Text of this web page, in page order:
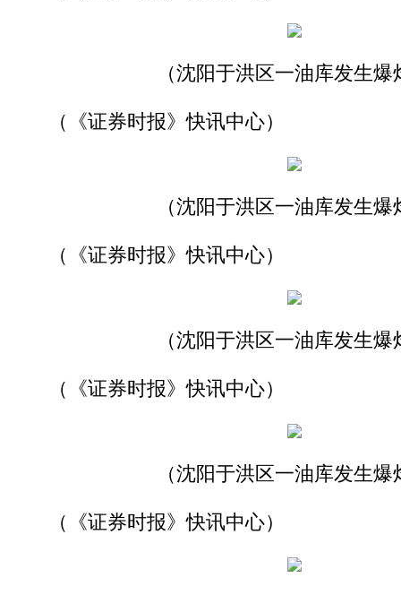
（沈阳于洪区一油库发生爆
（《证券时报》快讯中心）
（沈阳于洪区一油库发生爆
（《证券时报》快讯中心）
（沈阳于洪区一油库发生爆
（《证券时报》快讯中心）
（沈阳于洪区一油库发生爆
（《证券时报》快讯中心）